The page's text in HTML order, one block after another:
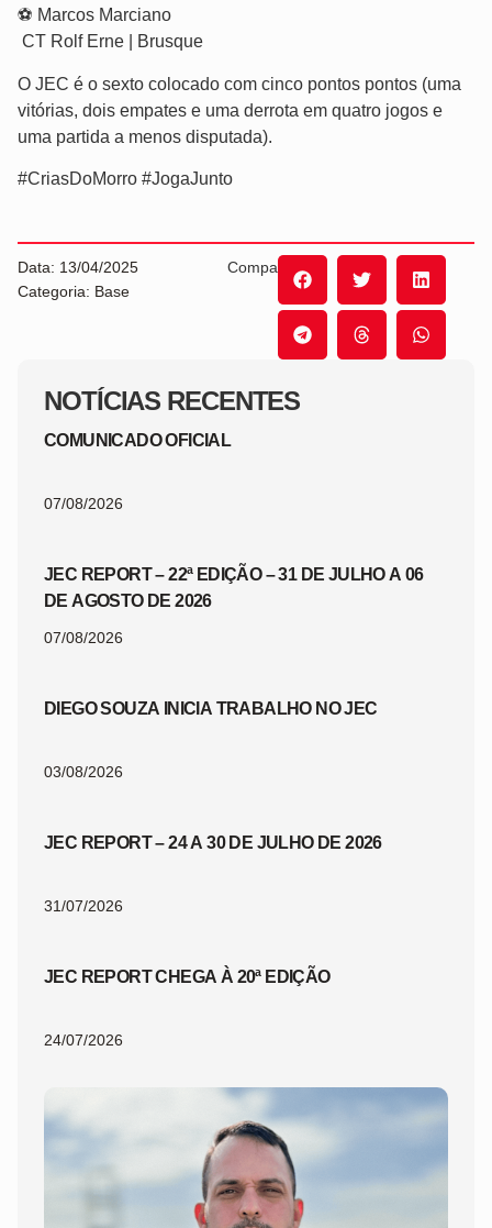
NOTÍCIAS RECENTES
COMUNICADO OFICIAL
07/08/2026
JEC REPORT – 22ª EDIÇÃO – 31 DE JULHO A 06
DE AGOSTO DE 2026
07/08/2026
DIEGO SOUZA INICIA TRABALHO NO JEC
03/08/2026
JEC REPORT – 24 A 30 DE JULHO DE 2026
31/07/2026
JEC REPORT CHEGA À 20ª EDIÇÃO
24/07/2026
⚽️ Marcos Marciano
️ CT Rolf Erne | Brusque
O JEC é o sexto colocado com cinco pontos pontos (uma
vitórias, dois empates e uma derrota em quatro jogos e
uma partida a menos disputada).
#CriasDoMorro #JogaJunto
Data: 13/04/2025
Categoria: Base
Compartilhe: